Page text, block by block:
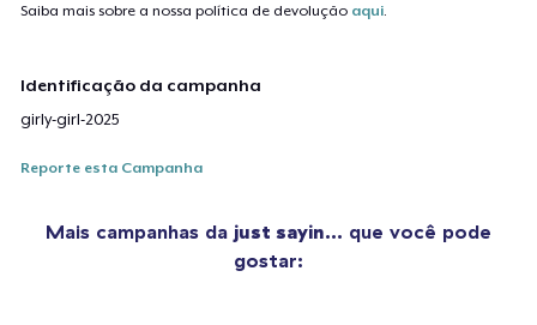
Saiba mais sobre a nossa política de devolução aqui
Identificação da campanha
girly-girl-2025
Reporte esta Campanha
Mais campanhas da just sayin… que você pode
gostar: